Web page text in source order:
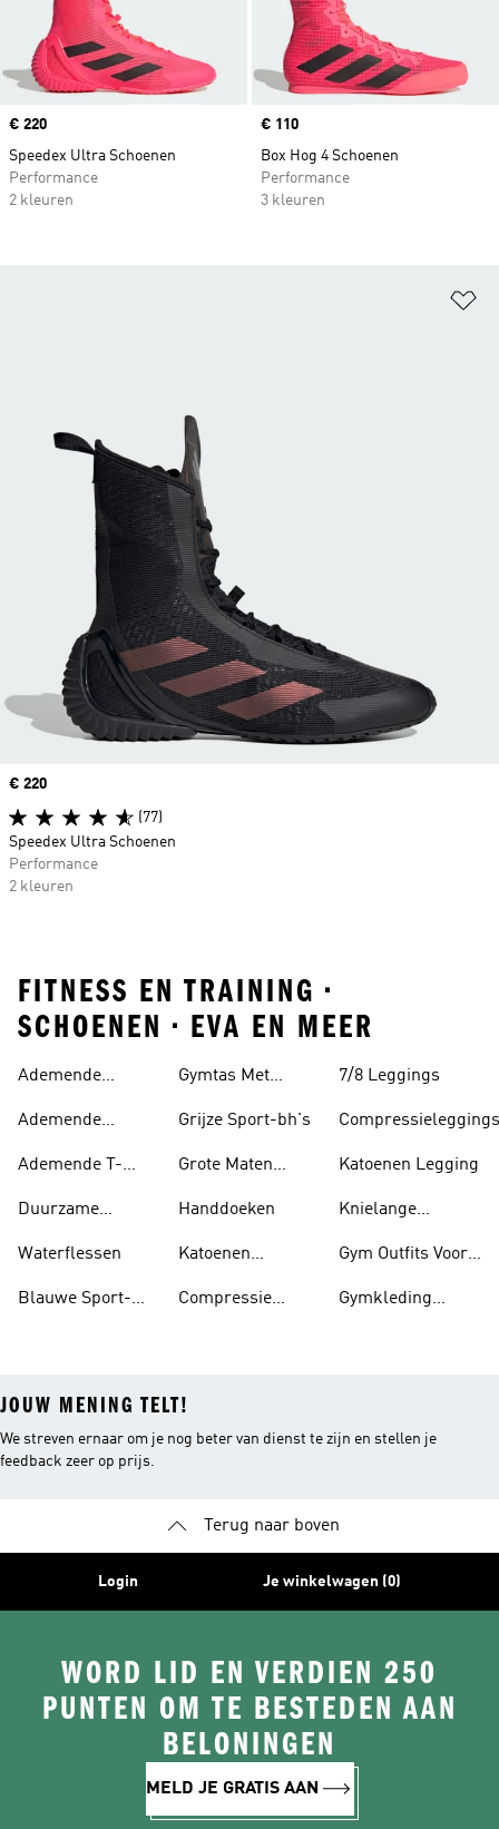
Price
€ 220
Speedex Ultra Schoenen
Performance
2 kleuren
Price
€ 110
Box Hog 4 Schoenen
Performance
3 kleuren
Price
€ 220
(77)
Speedex Ultra Schoenen
Performance
2 kleuren
FITNESS EN TRAINING •
SCHOENEN • EVA EN MEER
Ademende
Ademende
Ademende T-
Duurzame
Waterflessen
Blauwe Sport-
Gymtas Met
Grijze Sport-bh's
Grote Maten
Handdoeken
Katoenen
Compressie
7/8 Leggings
Compressieleggings
Katoenen Legging
Knielange
Gym Outfits Voor
Gymkleding
JOUW MENING TELT!
We streven ernaar om je nog beter van dienst te zijn en stellen je
feedback zeer op prijs.
Terug naar boven
Login Je winkelwagen (0)
WORD LID EN VERDIEN 250
PUNTEN OM TE BESTEDEN AAN
BELONINGEN
MELD JE GRATIS AAN